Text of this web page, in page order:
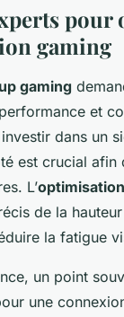
gaming
gaming
et
dans un
est crucial afin
L’
de la
la fatigue
un point
une